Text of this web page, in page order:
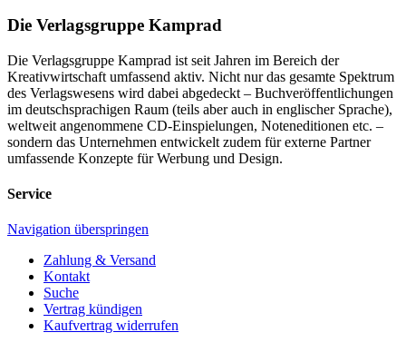
Die Verlagsgruppe Kamprad
Die Verlagsgruppe Kamprad ist seit Jahren im Bereich der
Kreativwirtschaft umfassend aktiv. Nicht nur das gesamte Spektrum
des Verlagswesens wird dabei abgedeckt – Buchveröffentlichungen
im deutschsprachigen Raum (teils aber auch in englischer Sprache),
weltweit angenommene CD-Einspielungen, Noteneditionen etc. –
sondern das Unternehmen entwickelt zudem für externe Partner
umfassende Konzepte für Werbung und Design.
Service
Navigation überspringen
Zahlung & Versand
Kontakt
Suche
Vertrag kündigen
Kaufvertrag widerrufen